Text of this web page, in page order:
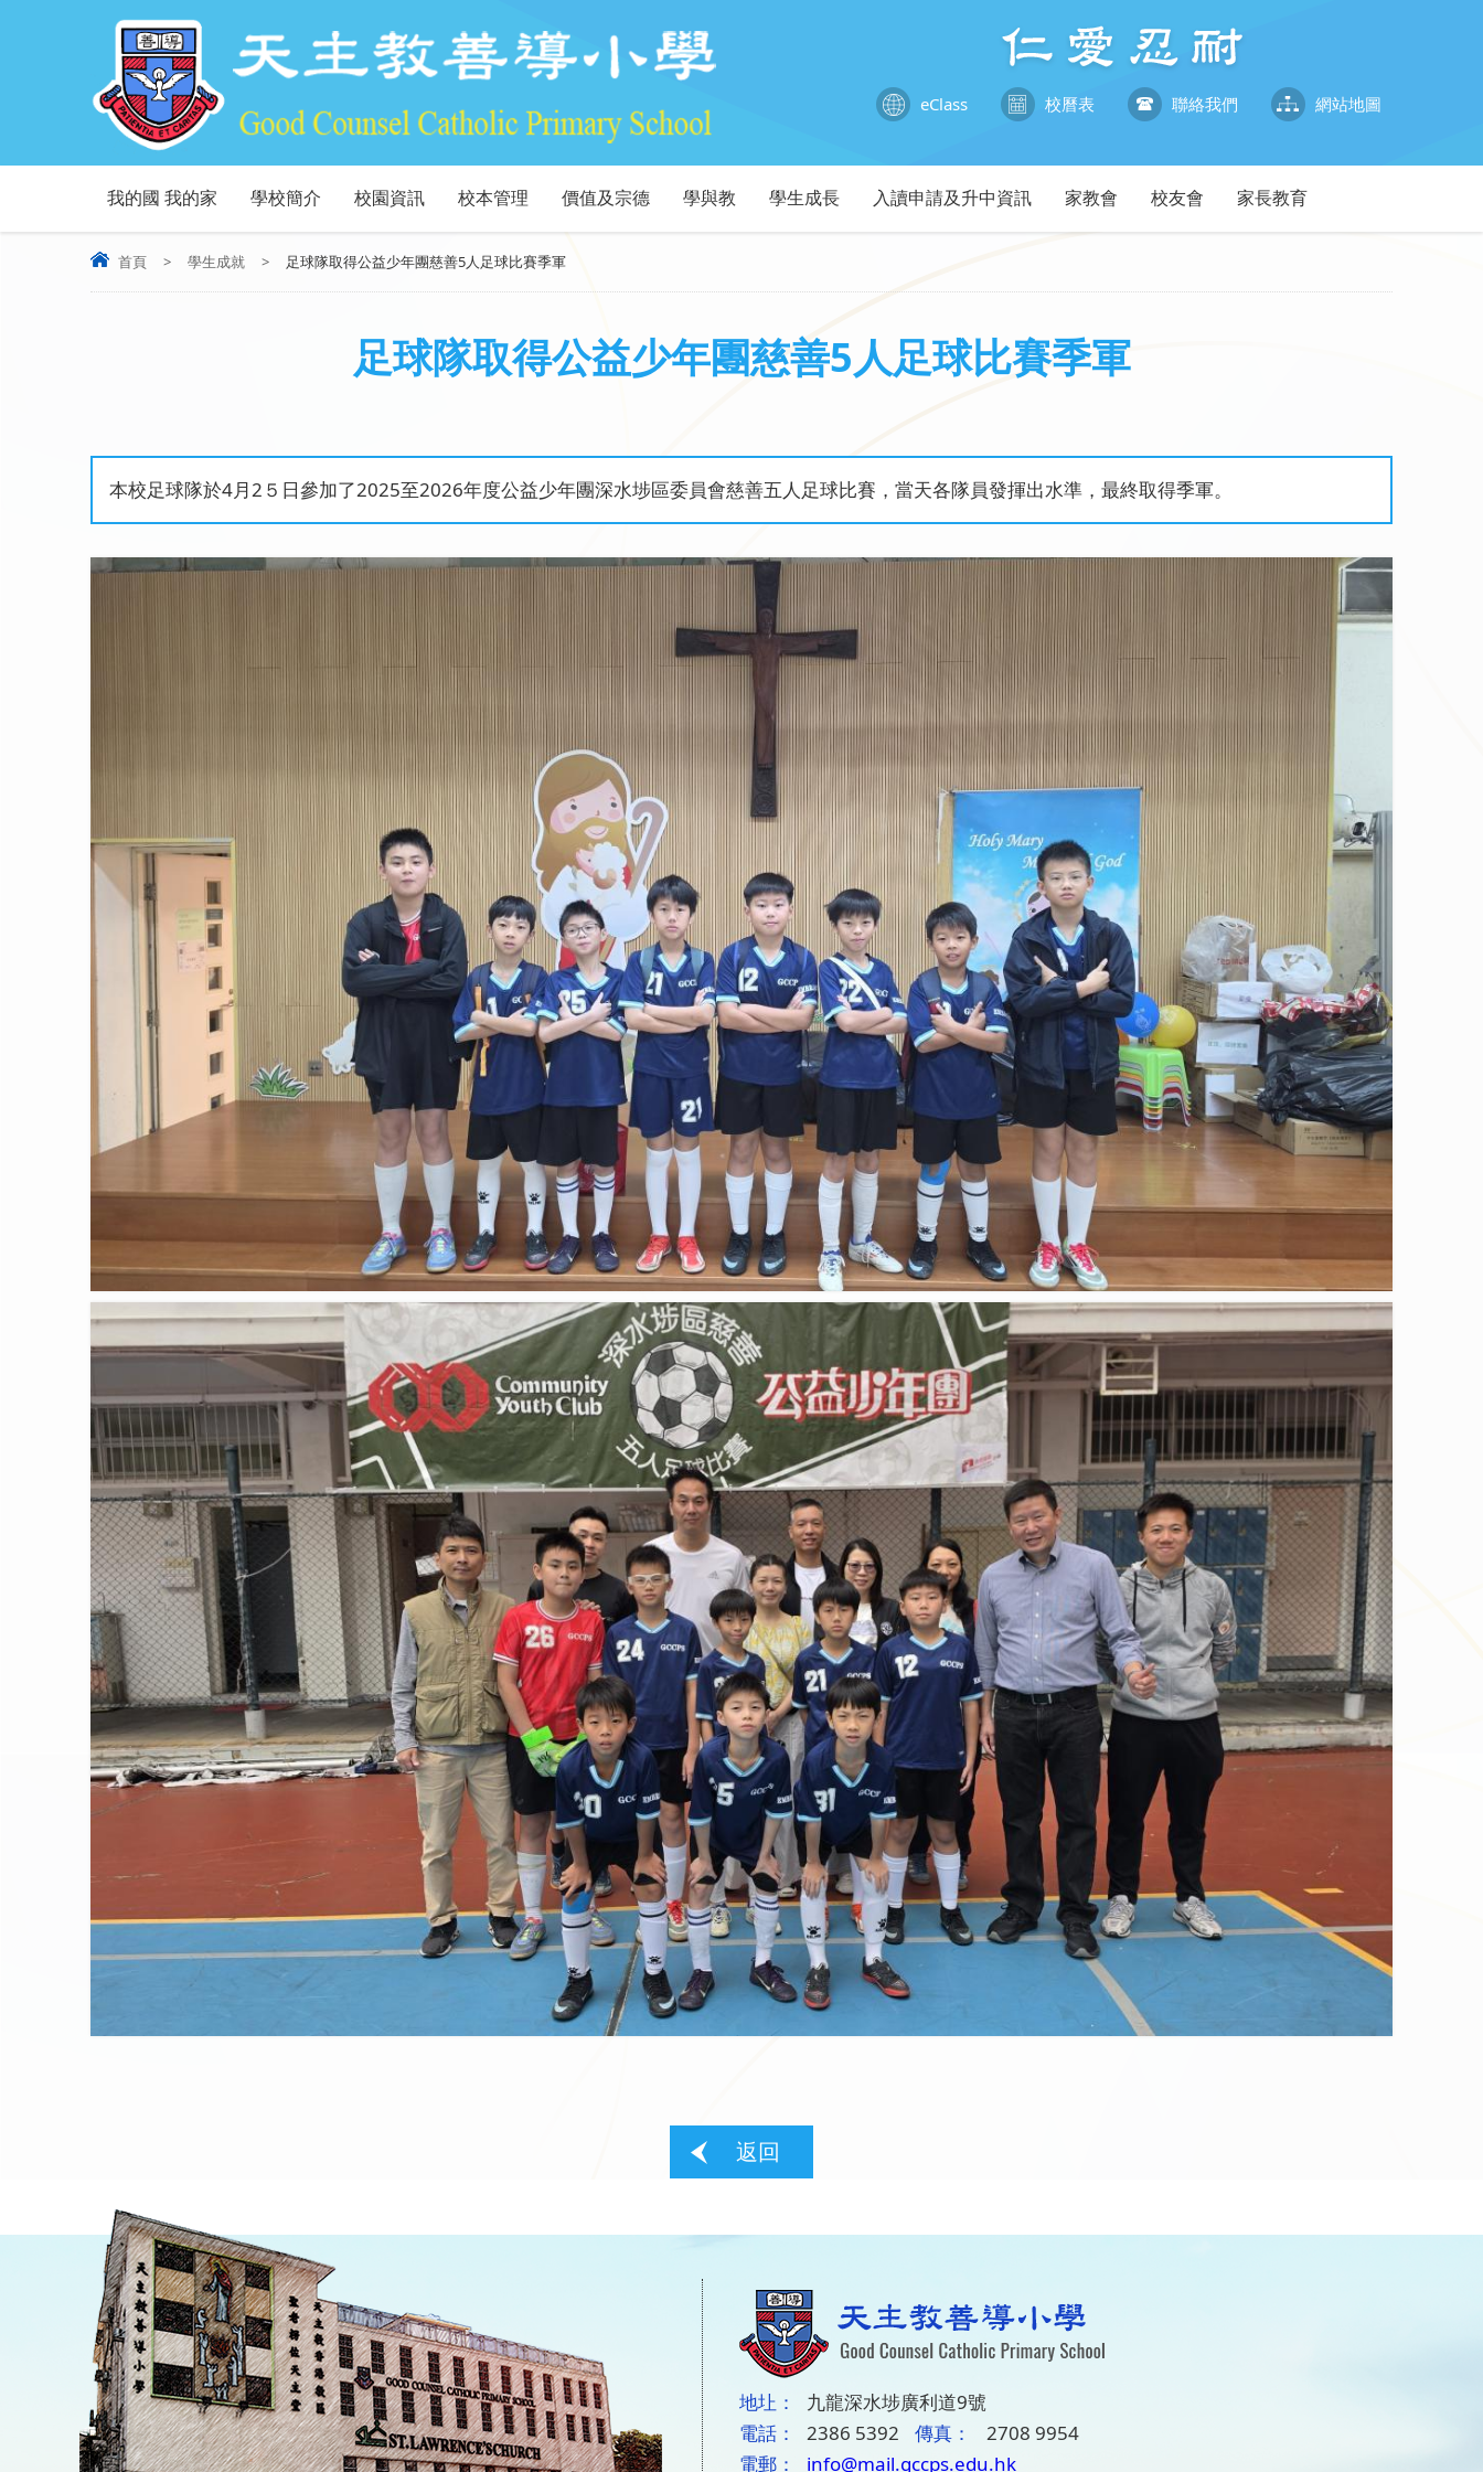
eClass 校曆表 聯絡我們 網站地圖
我的國 我的家 學校簡介 校園資訊 校本管理 價值及宗德 學與教 學生成長 入讀申請及升中資訊 家教會 校友會 家長教育
首頁 > 學生成就 > 足球隊取得公益少年團慈善5人足球比賽季軍
足球隊取得公益少年團慈善5人足球比賽季軍
本校足球隊於4月2５日參加了2025至2026年度公益少年團深水埗區委員會慈善五人足球比賽，當天各隊員發揮出水準，最終取得季軍。
返回
地圵：
九龍深水埗廣利道9號
電話：
2386 5392 傳真：
2708 9954
電郵：
info@mail.gccps.edu.hk